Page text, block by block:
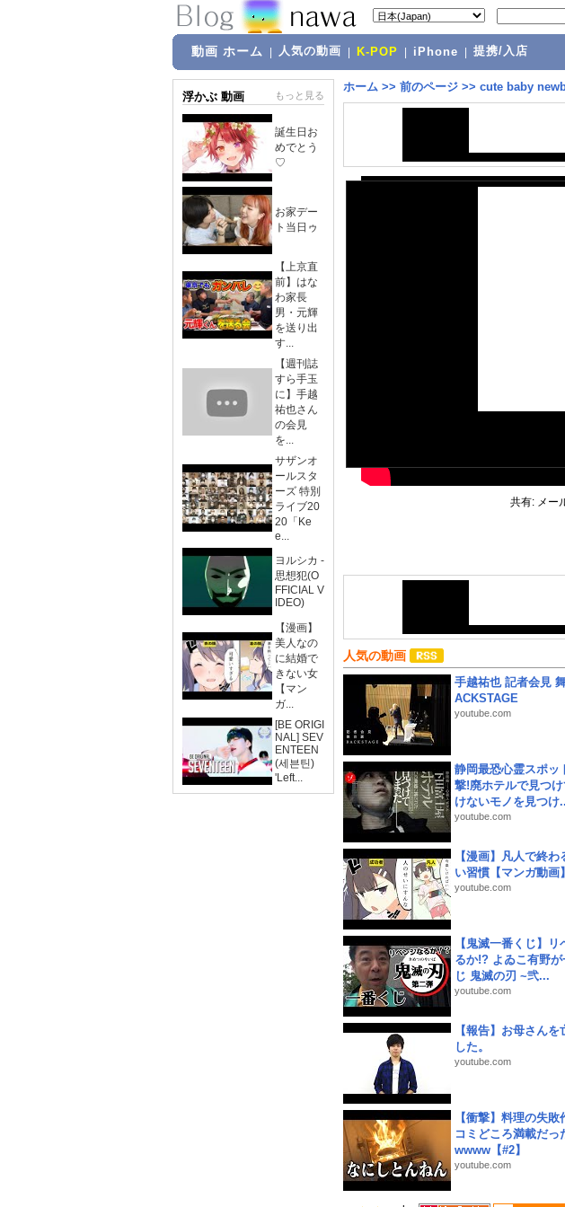
動画 ホーム 人気の動画 K-POP iPhone 提携/入店
浮かぶ 動画 もっと見る
誕生日お
めでとう
♡
お家デー
ト当日ゥ
【上京直
前】はな
わ家長
男・元輝
を送り出
す...
【週刊誌
すら手玉
に】手越
祐也さん
の会見
を...
サザンオ
ールスタ
ーズ 特別
ライブ20
20「Ke
e...
ヨルシカ -
思想犯(O
FFICIAL V
IDEO)
【漫画】
美人なの
に結婚で
きない女
【マン
ガ...
[BE ORIGI
NAL] SEV
ENTEEN
(세븐틴)
'Left...
ホーム >> 前のページ >> cute baby
共有: メー
人気の動画
手越祐也 記者会見
ACKSTAGE
youtube.com
静岡最恐心霊スポッ
撃!廃ホテルで見つ
けないモノを見つけ
youtube.com
【漫画】凡人で終わ
い習慣【マンガ動画】
youtube.com
【鬼滅一番くじ】リ
るか!? よゐこ有野が
じ 鬼滅の刃 ~弐...
youtube.com
【報告】お母さんを
した。
youtube.com
【衝撃】料理の失敗
コミどころ満載だっ
wwww【#2】
youtube.com